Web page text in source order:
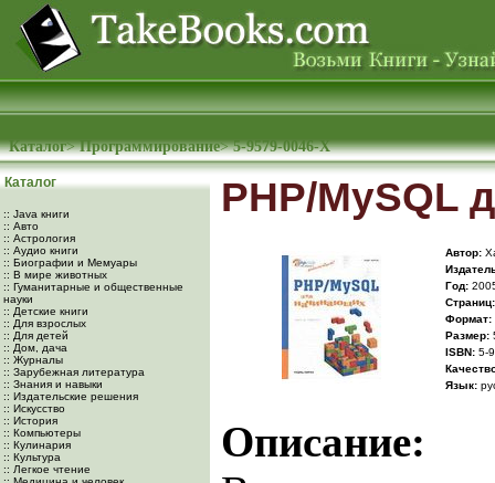
Каталог>Программирование>5-9579-0046-Х
Каталог
:: Java книги
:: Авто
:: Астрология
:: Аудио книги
:: Биографии и Мемуары
:: В мире животных
:: Гуманитарные и общественные
науки
:: Детские книги
:: Для взрослых
:: Для детей
:: Дом, дача
:: Журналы
:: Зарубежная литература
:: Знания и навыки
:: Издательские решения
:: Искусство
:: История
:: Компьютеры
:: Кулинария
:: Культура
:: Легкое чтение
PHP/MySQL
Автор:
Год:
Cтраниц:
Формат:
Размер:
ISBN: 5-
Язык:
Описание: